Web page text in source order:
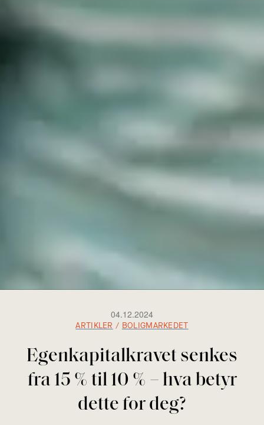
04.12.2024
ARTIKLER / BOLIGMARKEDET
Egenkapitalkravet senkes
fra 15 % til 10 % – hva betyr
dette for deg?